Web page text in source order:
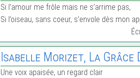
Si l’amour me frôle mais ne s’arrime pas,
Si l’oiseau, sans coeur, s’envole dès mon
Isabelle Morizet, La Grâce
Une voix apaisée, un regard clair